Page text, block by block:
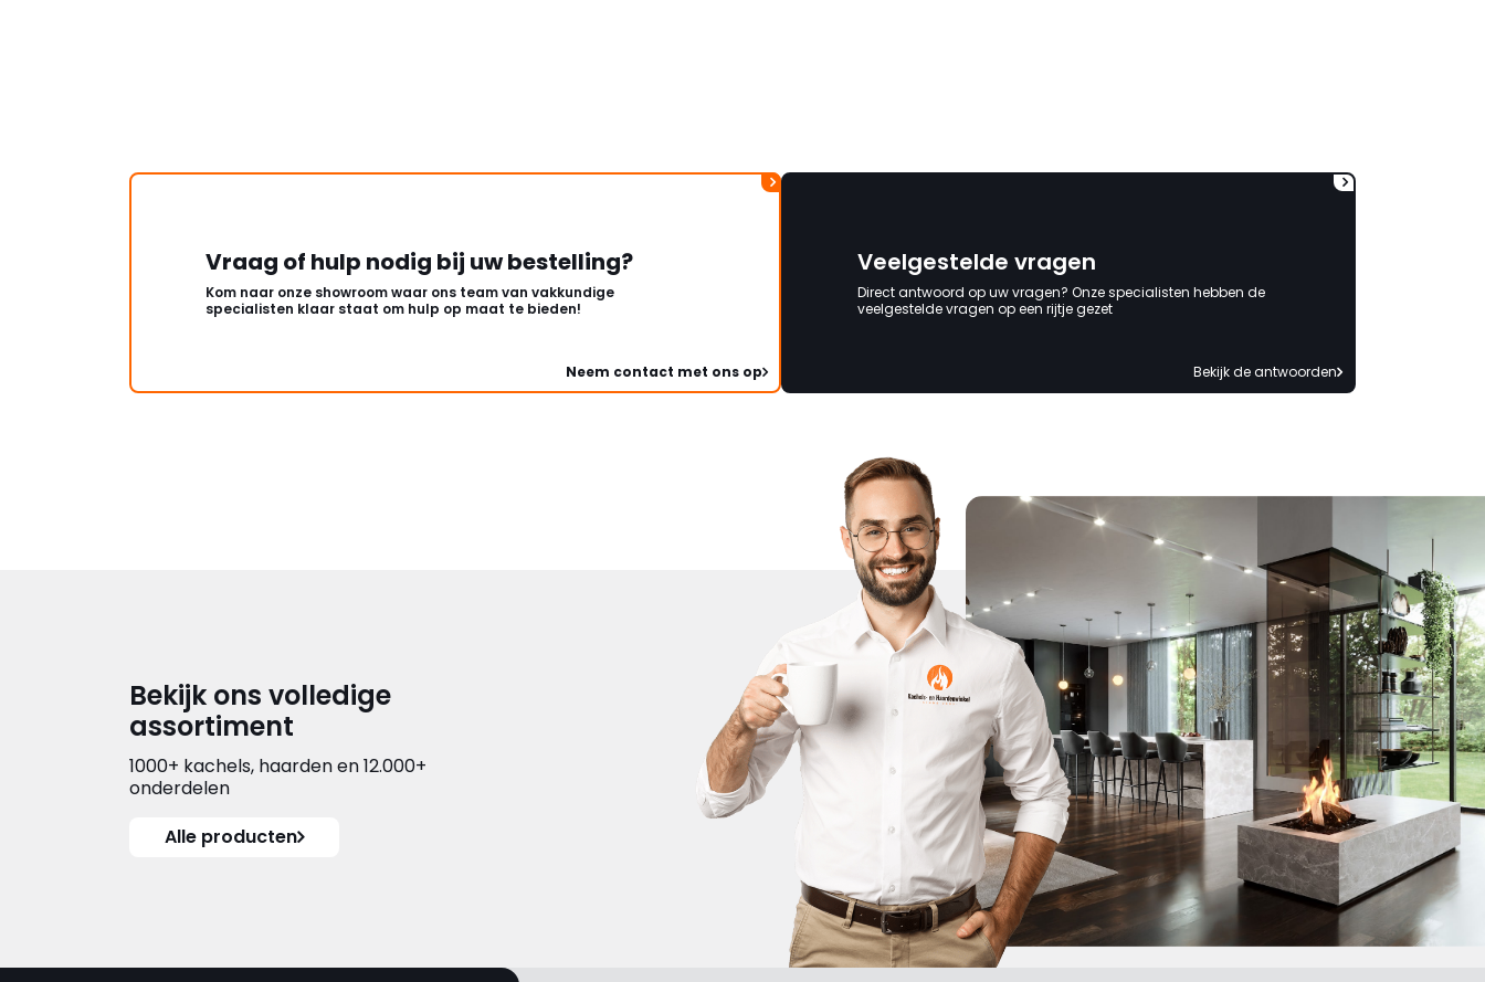
Vraag of hulp nodig bij uw bestelling?
Kom naar onze showroom waar ons team van vakkundige
specialisten klaar staat om hulp op maat te bieden!
Neem contact met ons op
Veelgestelde vragen
Direct antwoord op uw vragen? Onze specialisten hebben de
veelgestelde vragen op een rijtje gezet
Bekijk de antwoorden
Bekijk ons volledige
assortiment
1000+ kachels, haarden en 12.000+
onderdelen
Alle producten